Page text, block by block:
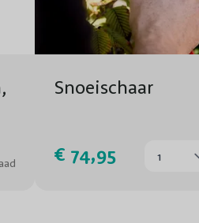
Geschikt voor de tuin en in pot.
Snoeischaar
€ 74,95